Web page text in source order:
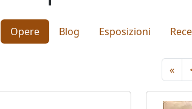
Opere Blog Esposizioni
«